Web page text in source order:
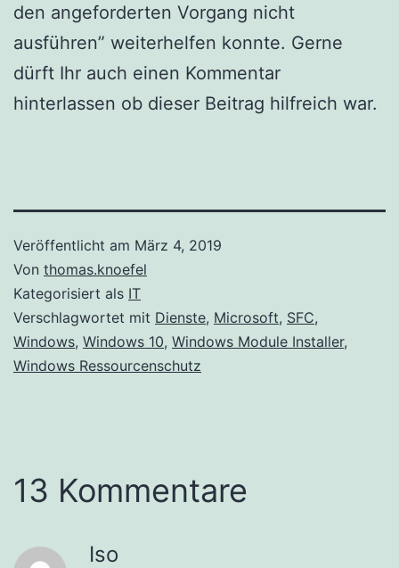
den angeforderten Vorgang nicht
ausführen” weiterhelfen konnte. Gerne
dürft Ihr auch einen Kommentar
hinterlassen ob dieser Beitrag hilfreich war.
Veröffentlicht am März 4, 2019
Von thomas.knoefel
Kategorisiert als IT
Verschlagwortet mit Dienste, Microsoft, SFC,
Windows, Windows 10, Windows Module Installer,
Windows Ressourcenschutz
13 Kommentare
Iso